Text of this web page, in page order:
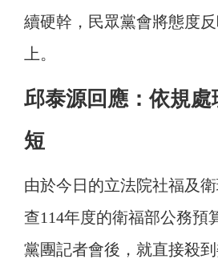
續硬幹，民眾黨會將態度
上。
邱泰源回應：依規
短
由於今日的立法院社福及
查114年度的衛福部公務預
黨團記者會後，就直接殺